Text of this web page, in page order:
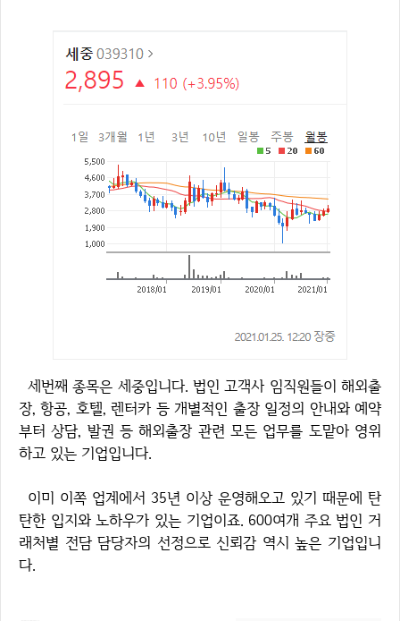
세번째 종목은 세중입니다. 법인 고객사 임직원들이 해외출
장, 항공, 호텔, 렌터카 등 개별적인 출장 일정의 안내와 예약
부터 상담, 발권 등 해외출장 관련 모든 업무를 도맡아 영위
하고 있는 기업입니다.
이미 이쪽 업계에서 35년 이상 운영해오고 있기 때문에 탄
탄한 입지와 노하우가 있는 기업이죠. 600여개 주요 법인 거
래처별 전담 담당자의 선정으로 신뢰감 역시 높은 기업입니
다.